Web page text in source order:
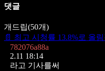
댓글
개드립(50개)
📄 최고 시청률 13.8%로 올
782076a88a
2.11 18:14
라고 기사를써